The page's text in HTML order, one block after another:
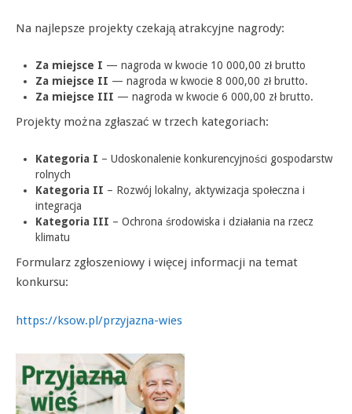
Na najlepsze projekty czekają atrakcyjne nagrody:
Za miejsce I — nagroda w kwocie 10 000,00 zł brutto
Za miejsce II — nagroda w kwocie 8 000,00 zł brutto.
Za miejsce III — nagroda w kwocie 6 000,00 zł brutto.
Projekty można zgłaszać w trzech kategoriach:
Kategoria I – Udoskonalenie konkurencyjności gospodarstw
rolnych
Kategoria II – Rozwój lokalny, aktywizacja społeczna i
integracja
Kategoria III – Ochrona środowiska i działania na rzecz
klimatu
Formularz zgłoszeniowy i więcej informacji na temat
konkursu:
https://ksow.pl/przyjazna-wies